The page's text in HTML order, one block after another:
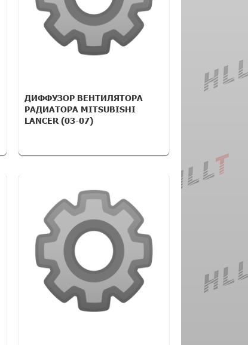
ДИФФУЗОР ВЕНТИЛЯТОРА
РАДИАТОРА MITSUBISHI
LANCER (03-07)